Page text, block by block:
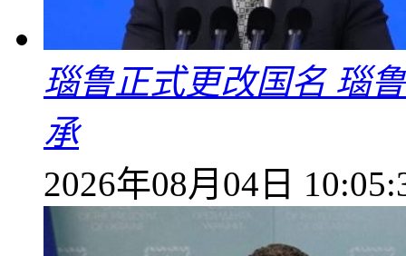
瑙鲁正式更改国名 瑙
承
2026年08月04日